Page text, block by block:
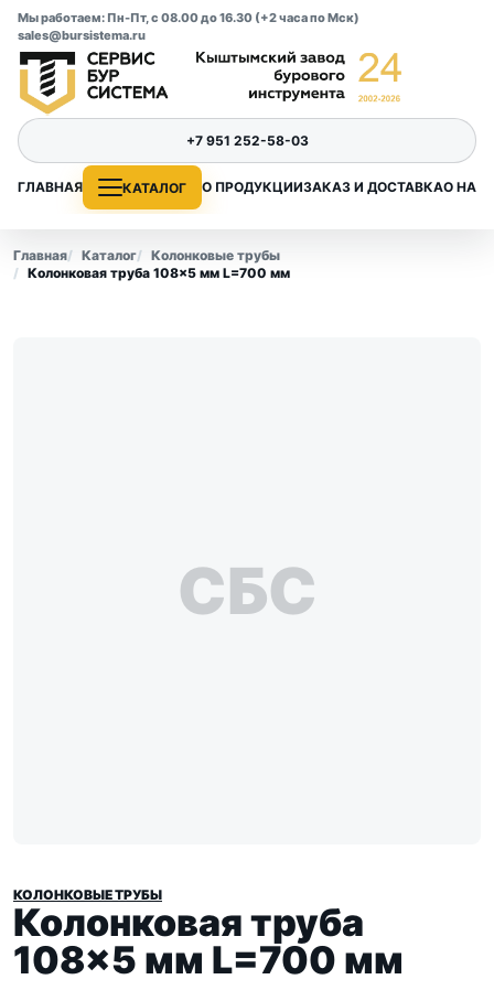
Мы работаем: Пн-Пт, с 08.00 до 16.30 (+2 часа по Мск)
sales@bursistema.ru
ГЛАВНАЯ КАТАЛОГ О ПРОДУКЦИИЗАКАЗ И ДОСТАВКАО НАС
+7 951 252-58-03
Главная Каталог
Колонковые трубы
Колонковая труба 108×5 мм L=700 мм
СБС
КОЛОНКОВЫЕ ТРУБЫ
Колонковая труба
108×5 мм L=700 мм